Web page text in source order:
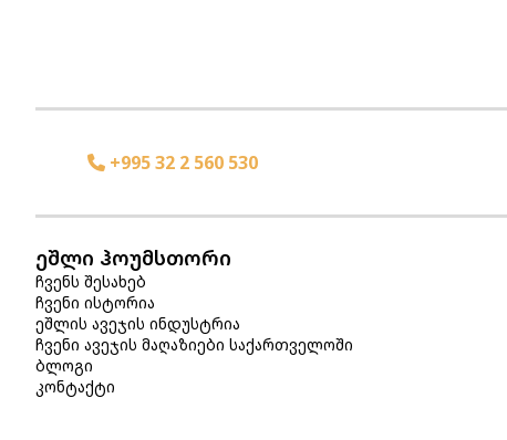
+995 32 2 560 530
ეშლი ჰოუმსთორი
ჩვენს შესახებ
ჩვენი ისტორია
ეშლის ავეჯის ინდუსტრია
ჩვენი ავეჯის მაღაზიები საქართველოში
ბლოგი
კონტაქტი